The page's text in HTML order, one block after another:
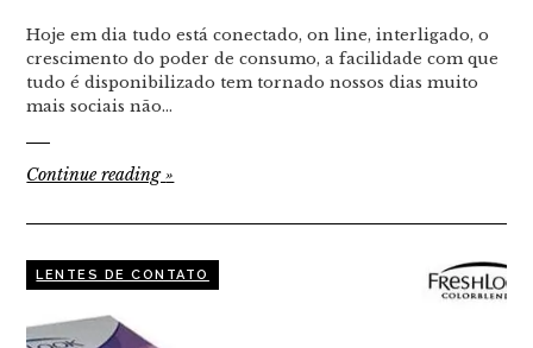
Hoje em dia tudo está conectado, on line, interligado, o
crescimento do poder de consumo, a facilidade com que
tudo é disponibilizado tem tornado nossos dias muito
mais sociais não…
Continue reading»
LENTES DE CONTATO